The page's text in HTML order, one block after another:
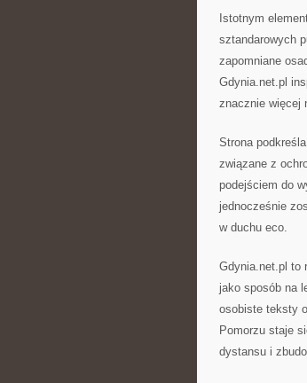
Istotnym
sztandarowych
zapomniane
Gdynia.net.pl
znacznie więcej
Strona
związane z
podejściem do
jednocześnie
w duchu eco.
Gdynia.net.pl to
jako sposób na
osobiste teksty
Pomorzu staje
dystansu i